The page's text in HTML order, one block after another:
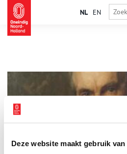
Deze website maakt gebruik
NL EN